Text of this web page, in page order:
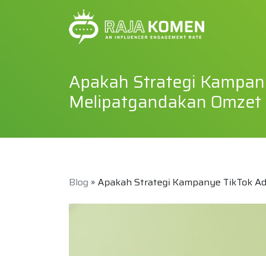
Apakah Strategi
Melipatgandakan
Blog » Apakah Strategi Kampanye TikTok